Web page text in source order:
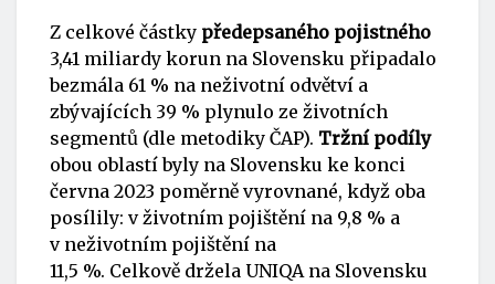
Z celkové částky předepsaného pojistného
3,41 miliardy korun na Slovensku připadalo
bezmála 61 % na neživotní odvětví a
zbývajících 39 % plynulo ze životních
segmentů (dle metodiky ČAP). Tržní podíly
obou oblastí byly na Slovensku ke konci
června 2023 poměrně vyrovnané, když oba
posílily: v životním pojištění na 9,8 % a
v neživotním pojištění na
11,5 %. Celkově držela UNIQA na Slovensku